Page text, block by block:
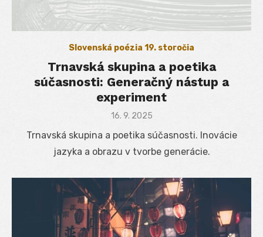
Slovenská poézia 19. storočia
Trnavská skupina a poetika
súčasnosti: Generačný nástup a
experiment
Posted
16. 9. 2025
Trnavská skupina a poetika súčasnosti. Inovácie
jazyka a obrazu v tvorbe generácie.